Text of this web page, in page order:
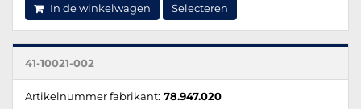
In de winkelwagen Selecteren
41-10021-002
Artikelnummer fabrikant: 78.947.020